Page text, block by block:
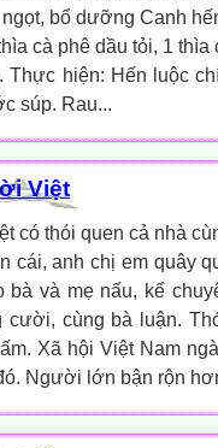
bổ dưỡng Canh
cà phê dầu tỏi, 1
Thực hiện: Hến luộc
súp. Rau...
Việt
có thói quen cả nhà
cái, anh chị em quây
bà và mẹ nấu, kể
cười, cùng bà luận.
Xã hội Việt Nam
Người lớn bận rộn